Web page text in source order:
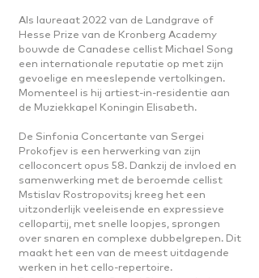
Als laureaat 2022 van de Landgrave of
Hesse Prize van de Kronberg Academy
bouwde de Canadese cellist Michael Song
een internationale reputatie op met zijn
gevoelige en meeslepende vertolkingen.
Momenteel is hij artiest-in-residentie aan
de Muziekkapel Koningin Elisabeth.
De Sinfonia Concertante van Sergei
Prokofjev is een herwerking van zijn
celloconcert opus 58. Dankzij de invloed en
samenwerking met de beroemde cellist
Mstislav Rostropovitsj kreeg het een
uitzonderlijk veeleisende en expressieve
cellopartij, met snelle loopjes, sprongen
over snaren en complexe dubbelgrepen. Dit
maakt het een van de meest uitdagende
werken in het cello-repertoire.